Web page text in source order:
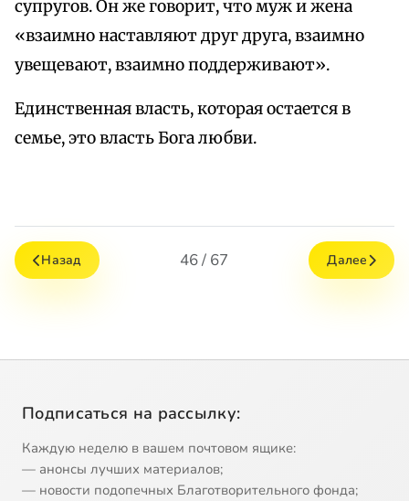
супругов. Он же говорит, что муж и жена
«взаимно наставляют друг друга, взаимно
увещевают, взаимно поддерживают».
Единственная власть, которая остается в
семье, это власть Бога любви.
Назад 46 / 67 Далее
Подписаться на рассылку:
Каждую неделю в вашем почтовом ящике:
— анонсы лучших материалов;
— новости подопечных Благотворительного фонда;